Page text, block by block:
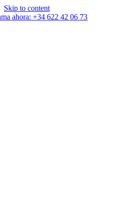
Skip to content
ahora: +34 622 42 06 73